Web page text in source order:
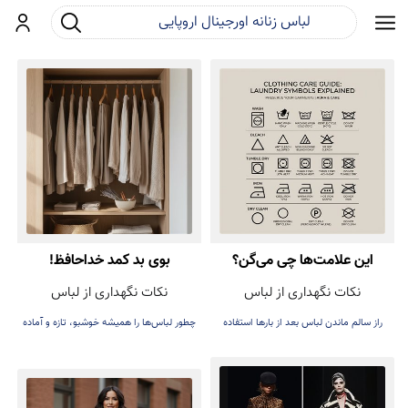
ورودجست و جو
این علامت‌ها چی می‌گن؟
نکات نگهداری از لباس
راز سالم ماندن لباس بعد از بارها استفاده
بوی بد کمد خداحافظ!
نکات نگهداری از لباس
چطور لباس‌ها را همیشه خوشبو، تازه و آماده